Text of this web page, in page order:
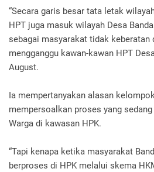
“Secara garis besar tata letak
HPT juga masuk wilayah Desa
sebagai masyarakat tidak keberatan
mengganggu kawan-kawan HPT
August.
Ia mempertanyakan alasan
mempersoalkan proses yang
Warga di kawasan HPK.
“Tapi kenapa ketika masyarakat
berproses di HPK melalui skema